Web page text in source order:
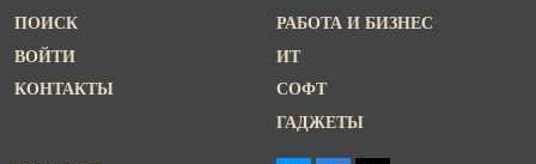
ПОИСК
ВОЙТИ
КОНТАКТЫ
РАБОТА И БИЗНЕС
ИТ
СОФТ
ГАДЖЕТЫ